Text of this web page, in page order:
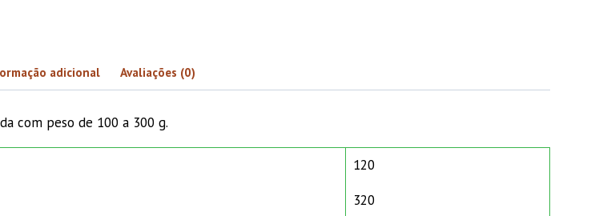
adicional Avaliações (0)
com peso de 100 a 300 g.
120
320